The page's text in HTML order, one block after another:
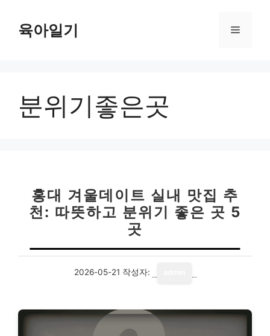
육아일기 메
분위기좋은곳
홍대 겨울데이트 실내 맛집 추
천: 따뜻하고 분위기 좋은 곳 5
곳
2026-05-21 작성자: